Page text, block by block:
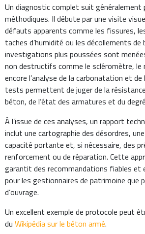
Un diagnostic complet suit généralement
méthodiques. Il débute par une visite
défauts apparents comme les fissures,
taches d’humidité ou les décollements
investigations plus poussées sont
non destructifs comme le scléromètre, le
encore l’analyse de la carbonatation et de
tests permettent de juger de la
béton, de l’état des armatures et du
À l’issue de ces analyses, un rapport
inclut une cartographie des désordres,
capacité portante et, si nécessaire, des
renforcement ou de réparation. Cette
garantit des recommandations fiables et
pour les gestionnaires de patrimoine que
d’ouvrage.
Un excellent exemple de protocole peut
du Wikipédia sur le béton armé.